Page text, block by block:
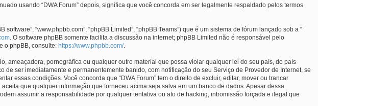
usando “DWA Forum” depois, significa que você concorda em ser legalmente respaldado pelos termos
“www.phpbb.com”, “phpBB Limited”, “phpBB Teams”) que é um sistema de fórum lançado sob a “
. O software phpBB somente facilita a discussão na internet; phpBB Limited não é responsável pelo
o phpBB, consulte: https://www.phpbb.com/.
ameaçadora, pornográfica ou qualquer outro material que possa violar qualquer lei do seu país, do país
de ser imediatamente e permanentemente banido, com notificação do seu Serviço de Provedor de Internet, se
essas condições. Você concorda que “DWA Forum” tem o direito de excluir, editar, mover ou trancar
que qualquer informação que forneceu acima seja salva em um banco de dados. Apesar dessa
assumir a responsabilidade por qualquer tentativa ou ato de hacking, intromissão forçada e ilegal que